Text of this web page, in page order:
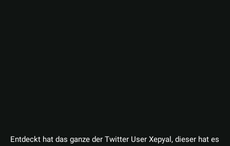
Entdeckt hat das ganze der Twitter User Xepyal, dieser hat es